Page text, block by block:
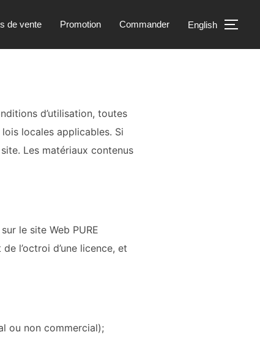
de vente Promotion Commander English
d’utilisation, toutes
locales applicables. Si
Les matériaux contenus
le site Web PURE
l’octroi d’une licence, et
ou non commercial);